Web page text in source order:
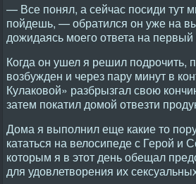
— Все понял, а сейчас посиди тут
пойдешь, — обратился он уже на
дожидаясь моего ответа на первый
Когда он ушел я решил подрочить,
возбужден и через пару минут в
Кулаковой» разбрызгал свою
затем покатил домой отвезти
Дома я выполнил еще какие то
кататься на велосипеде с Герой и
которым я в этот день обещал
для удовлетворения их